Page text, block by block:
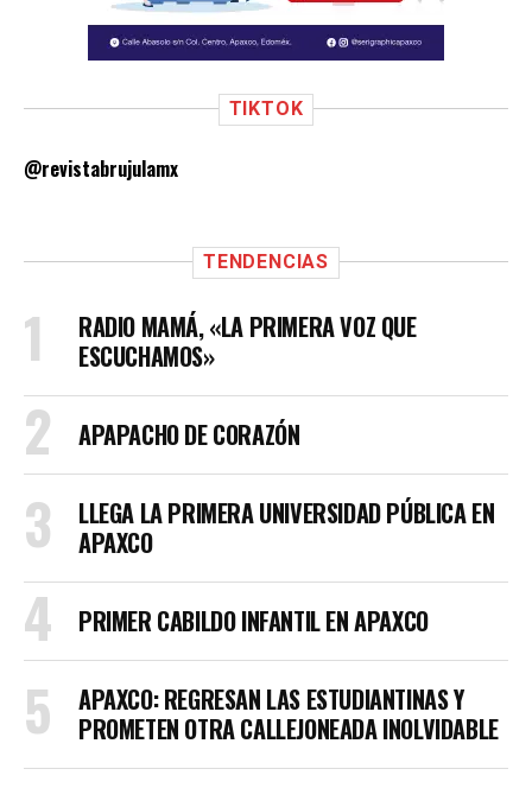
TIKTOK
@revistabrujulamx
TENDENCIAS
RADIO MAMÁ, «LA PRIMERA VOZ QUE
ESCUCHAMOS»
APAPACHO DE CORAZÓN
LLEGA LA PRIMERA UNIVERSIDAD PÚBLICA EN
APAXCO
PRIMER CABILDO INFANTIL EN APAXCO
APAXCO: REGRESAN LAS ESTUDIANTINAS Y
PROMETEN OTRA CALLEJONEADA INOLVIDABLE